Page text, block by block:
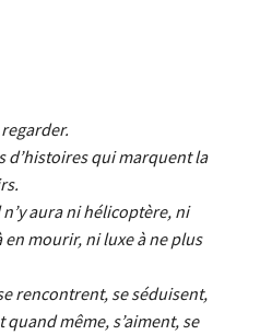
d’histoires qui marquent la
aura ni hélicoptère, ni
mourir, ni luxe à ne plus
rencontrent, se séduisent,
même, s’aiment, se